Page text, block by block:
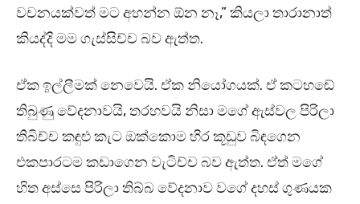
වචනයක්වත් මට අහන්න ඕන නෑ,” කියලා තාරානාත්
කියද්දි මම ගැස්සිච්ච බව ඇත්ත.
ඒක ඉල්ලීමක් නෙවෙයි. ඒක නියෝගයක්. ඒ කටහඬේ
තිබුණු වේදනාවයි, තරහවයි නිසා මගේ ඇස්වල පිරිලා
තිබිච්ච කඳුළු කැට ඔක්කොම හිර කූඩුව බිඳගෙන
එකපාරටම කඩාගෙන වැටිච්ච බව ඇත්ත. ඒත් මගේ
හිත අස්සෙ පිරිලා තිබ්බ වේදනාව වගේ දහස් ගුණයක